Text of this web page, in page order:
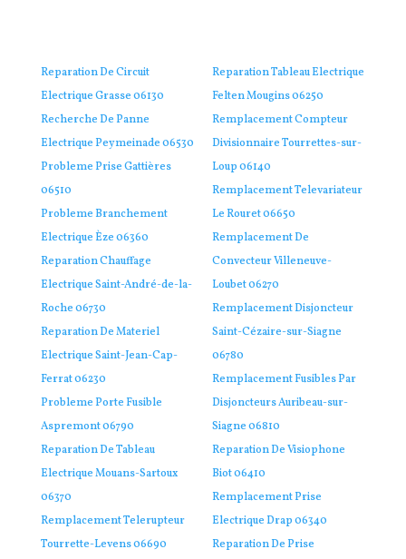
Reparation De Circuit
Electrique Grasse 06130
Recherche De Panne
Electrique Peymeinade 06530
Probleme Prise Gattières
06510
Probleme Branchement
Electrique Èze 06360
Reparation Chauffage
Electrique Saint-André-de-la-
Roche 06730
Reparation De Materiel
Electrique Saint-Jean-Cap-
Ferrat 06230
Probleme Porte Fusible
Aspremont 06790
Reparation De Tableau
Electrique Mouans-Sartoux
06370
Remplacement Telerupteur
Tourrette-Levens 06690
Reparation Tableau Electrique
Felten Mougins 06250
Remplacement Compteur
Divisionnaire Tourrettes-sur-
Loup 06140
Remplacement Televariateur
Le Rouret 06650
Remplacement De
Convecteur Villeneuve-
Loubet 06270
Remplacement Disjoncteur
Saint-Cézaire-sur-Siagne
06780
Remplacement Fusibles Par
Disjoncteurs Auribeau-sur-
Siagne 06810
Reparation De Visiophone
Biot 06410
Remplacement Prise
Electrique Drap 06340
Reparation De Prise